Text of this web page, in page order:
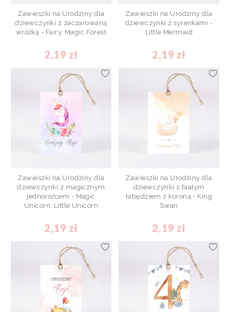
Zawieszki na Urodziny dla
dziewczynki z zaczarowaną
wróżką - Fairy, Magic Forest
2,19 zł
Zawieszki na Urodziny dla
dziewczynki z syrenkami -
Little Mermaid
2,19 zł
Zawieszki na Urodziny dla
dziewczynki z magicznym
jednorożcem - Magic
Unicorn, Little Unicorn
2,19 zł
Zawieszki na Urodziny dla
dziewczynki z białym
łabędziem z koroną - King
Swan
2,19 zł